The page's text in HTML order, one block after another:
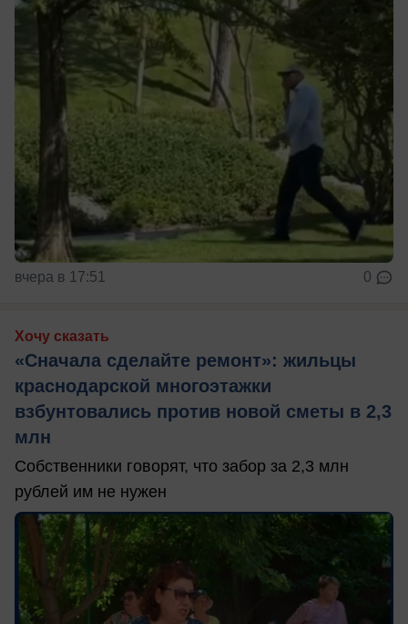
вчера в 17:51 0
Хочу сказать
«Сначала сделайте ремонт»: жильцы
краснодарской многоэтажки
взбунтовались против новой сметы в 2,3
млн
Собственники говорят, что забор за 2,3 млн
рублей им не нужен